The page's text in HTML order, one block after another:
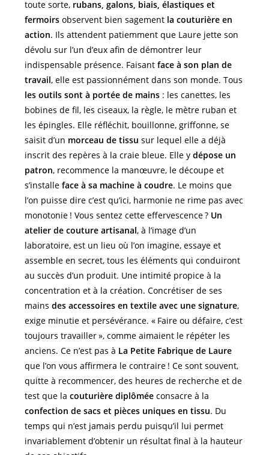
toute sorte, rubans, galons, biais, élastiques et
fermoirsobservent bien sagement la couturière en
action. Ils attendent patiemment que Laure jette son
dévolu sur l’un d’eux afin de démontrer leur
indispensable présence. Faisantface à son plan de
travail, elle est passionnément dans son monde. Tous
les outils sont à portée de mains : les canettes, les
bobines de fil, les ciseaux, la règle, le mètre ruban et
les épingles. Elle réfléchit, bouillonne, griffonne, se
saisit d’un morceau de tissu sur lequel elle a déjà
inscrit des repères à la craie bleue. Elle ydépose un
patron, recommence la manœuvre, le découpe et
s’installeface à sa machine à coudre. Le moins que
l’on puisse dire c’est qu’ici, harmonie ne rime pas avec
monotonie ! Vous sentez cette effervescence ? Un
atelier de couture artisanal, à l’image d’un
laboratoire, est un lieu où l’on imagine, essaye et
assemble en secret, tous les éléments qui conduiront
au succès d’un produit. Une intimité propice à la
concentration et à la création. Concrétiser de ses
mainsdes accessoires en textile avec une signature,
exige minutie et persévérance. « Faire ou défaire, c’est
toujours travailler », comme aimaient le répéter les
anciens. Ce n’est pas à La Petite Fabrique de Laure
que l’on vous affirmera le contraire ! Ce sont souvent,
quitte à recommencer, des heures de recherche et de
test que lacouturière diplômée consacre à la
confection de sacs et pièces uniques en tissu. Du
temps qui n’est jamais perdu puisqu’il lui permet
invariablement d’obtenir un résultat final à la hauteur